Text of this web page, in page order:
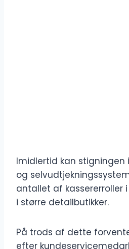
Imidlertid kan
og
antallet af kassererroller
i større detailbutikker.
På trods af dette
efter